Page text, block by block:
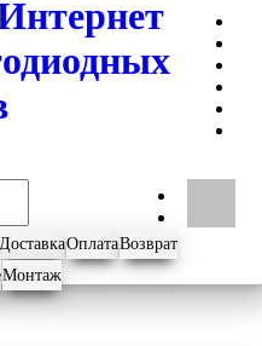
ДоставкаОплатаВозврат
Монтаж